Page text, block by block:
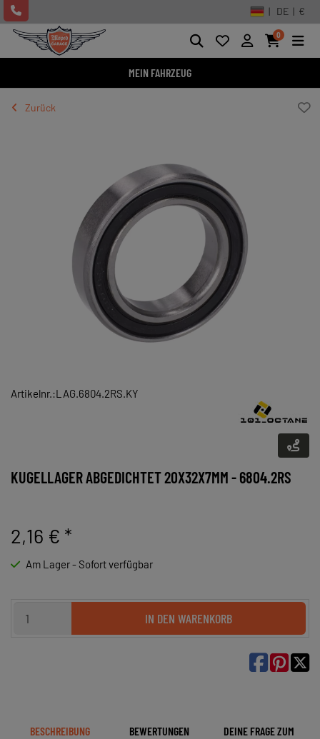
| DE | €
0
MEIN FAHRZEUG
Zurück
Artikelnr.:LAG.6804.2RS.KY
KUGELLAGER ABGEDICHTET 20X32X7MM - 6804.2RS
2,16 € *
Am Lager - Sofort verfügbar
IN DEN WARENKORB

BESCHREIBUNG BEWERTUNGEN
DEINE FRAGE ZUM